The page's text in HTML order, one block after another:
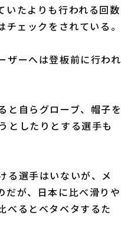
いたよりも行われる回数
ェックをされている。
ザーへは登板前に行われ
と自らグローブ、帽子を
としたりとする選手も
る選手はいないが、メ
だが、日本に比べ滑りや
べるとベタベタするた